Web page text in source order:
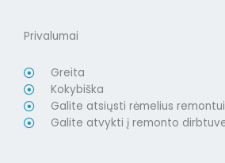
Privalumai
Greita
Kokybiška
Galite atsiųsti rėmelius remontui
Galite atvykti į remonto